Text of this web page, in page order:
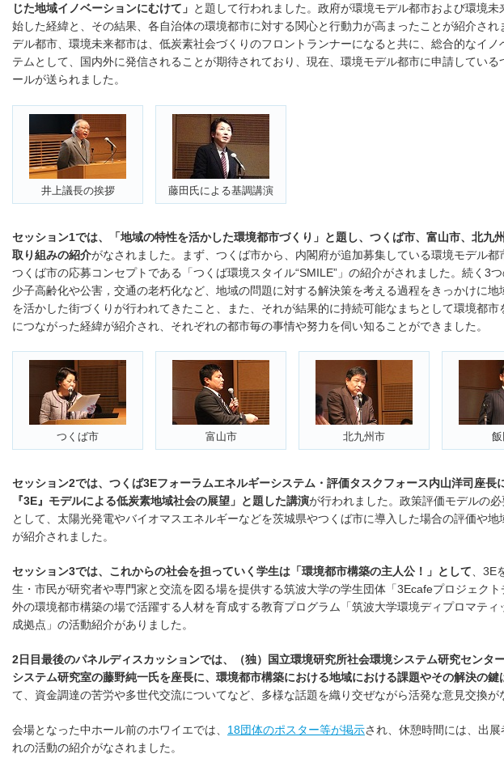
じた地域イノベーションにむけて」 と題して行われました。政府が環境モデル都市および環境未
始した経緯と、その結果、各自治体の環境都市に対する関心と行動力が高まったことが紹介され
デル都市、環境未来都市は、低炭素社会づくりのフロントランナーになると共に、総合的なイノ
テムとして、国内外に発信されることが期待されており、現在、環境モデル都市に申請している
ールが送られました。
井上議長の挨拶 藤田氏による基調講演
セッション1では、「地域の特性を活かした環境都市づくり」と題し、つくば市、富山市、北九
取り組みの紹介がなされました。まず、つくば市から、内閣府が追加募集している環境モデル都
つくば市の応募コンセプトである「つくば環境スタイル“SMILE”」の紹介がされました。続く3つ
少子高齢化や公害，交通の老朽化など、地域の問題に対する解決策を考える過程をきっかけに地
を活かした街づくりが行われてきたこと、また、それが結果的に持続可能なまちとして環境都市
につながった経緯が紹介され、それぞれの都市毎の事情や努力を伺い知ることができました。
つくば市 富山市 北九州市
セッション2では、つくば3Eフォーラムエネルギーシステム・評価タスクフォース内山洋司座長
『3E』モデルによる低炭素地域社会の展望」と題した講演が行われました。政策評価モデルの必
として、太陽光発電やバイオマスエネルギーなどを茨城県やつくば市に導入した場合の評価や地
が紹介されました。
セッション3では、これからの社会を担っていく学生は「環境都市構築の主人公！」として、3E
生・市民が研究者や専門家と交流を図る場を提供する筑波大学の学生団体「3Ecafeプロジェクト
外の環境都市構築の場で活躍する人材を育成する教育プログラム「筑波大学環境ディプロマティ
成拠点」の活動紹介がありました。
2日目最後のパネルディスカッションでは、（独）国立環境研究所社会環境システム研究セン
システム研究室の藤野純一氏を座長に、環境都市構築における地域における課題やその解決の鍵
て、資金調達の苦労や多世代交流についてなど、多様な話題を織り交ぜながら活発な意見交換が
会場となった中ホール前のホワイエでは、 18団体のポスター等が掲示され、休憩時間には、出
れの活動の紹介がなされました。